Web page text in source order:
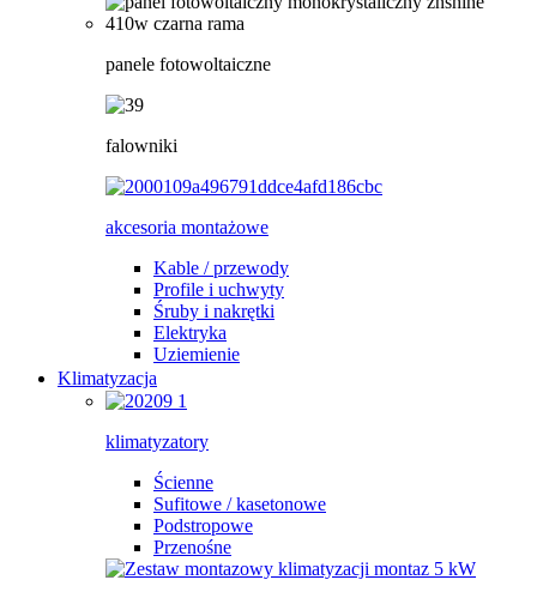
panele fotowoltaiczne
falowniki
akcesoria montażowe
Kable / przewody
Profile i uchwyty
Śruby i nakrętki
Elektryka
Uziemienie
Klimatyzacja
klimatyzatory
Ścienne
Sufitowe / kasetonowe
Podstropowe
Przenośne